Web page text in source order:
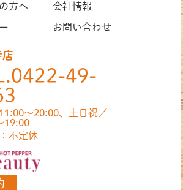
方へ 会社情報
お問い合わせ
店
49-
〜20:00、土日祝／
19:00
不定休